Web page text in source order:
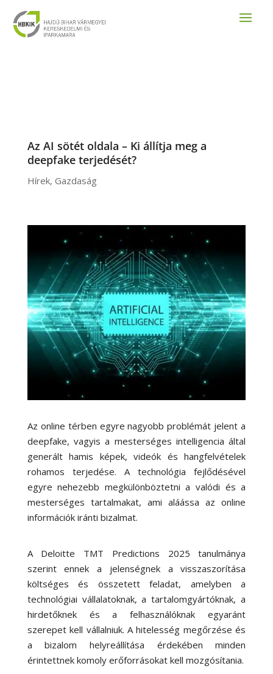
Az AI sötét oldala – Ki állítja meg a
deepfake terjedését?
Hírek, Gazdaság
Az online térben egyre nagyobb problémát jelent a
deepfake, vagyis a mesterséges intelligencia által
generált hamis képek, videók és hangfelvételek
rohamos terjedése. A technológia fejlődésével
egyre nehezebb megkülönböztetni a valódi és a
mesterséges tartalmakat, ami aláássa az online
információk iránti bizalmat.
A Deloitte TMT Predictions 2025 tanulmánya
szerint ennek a jelenségnek a visszaszorítása
költséges és összetett feladat, amelyben a
technológiai vállalatoknak, a tartalomgyártóknak, a
hirdetőknek és a felhasználóknak egyaránt
szerepet kell vállalniuk. A hitelesség megőrzése és
a bizalom helyreállítása érdekében minden
érintettnek komoly erőforrásokat kell mozgósítania.